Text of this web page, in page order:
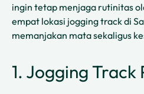
ingin tetap menjaga rutinitas
empat lokasi jogging track di
memanjakan mata sekaligus
1. Jogging